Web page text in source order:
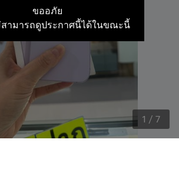
ขออภัย
ามารถดูประกาศนี้ได้ในขณะนี้
1 / 7